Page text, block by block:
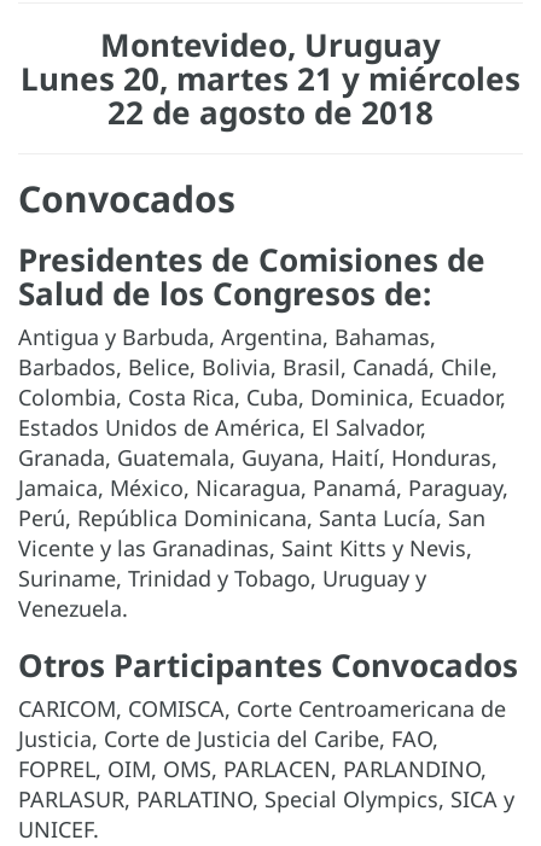
Montevideo, Uruguay
Lunes 20, martes 21 y miércoles
22 de agosto de 2018
Convocados
Presidentes de Comisiones de
Salud de los Congresos de:
Antigua y Barbuda, Argentina, Bahamas,
Barbados, Belice, Bolivia, Brasil, Canadá, Chile,
Colombia, Costa Rica, Cuba, Dominica, Ecuador,
Estados Unidos de América, El Salvador,
Granada, Guatemala, Guyana, Haití, Honduras,
Jamaica, México, Nicaragua, Panamá, Paraguay,
Perú, República Dominicana, Santa Lucía, San
Vicente y las Granadinas, Saint Kitts y Nevis,
Suriname, Trinidad y Tobago, Uruguay y
Venezuela.
Otros Participantes Convocados
CARICOM, COMISCA, Corte Centroamericana de
Justicia, Corte de Justicia del Caribe, FAO,
FOPREL, OIM, OMS, PARLACEN, PARLANDINO,
PARLASUR, PARLATINO, Special Olympics, SICA y
UNICEF.